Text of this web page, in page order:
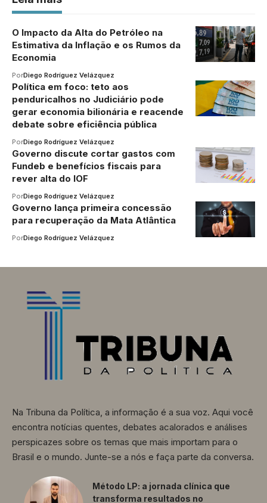
O Impacto da Alta do Petróleo na
Estimativa da Inflação e os Rumos da
Economia
PorDiego Rodríguez Velázquez
Política em foco: teto aos
penduricalhos no Judiciário pode
gerar economia bilionária e reacende
debate sobre eficiência pública
PorDiego Rodríguez Velázquez
Governo discute cortar gastos com
Fundeb e benefícios fiscais para
rever alta do IOF
PorDiego Rodríguez Velázquez
Governo lança primeira concessão
para recuperação da Mata Atlântica
PorDiego Rodríguez Velázquez
Na Tribuna da Política, a informação é a sua voz. Aqui você
encontra notícias quentes, debates acalorados e análises
perspicazes sobre os temas que mais importam para o
Brasil e o mundo. Junte-se a nós e faça parte da conversa.
Método LP: a jornada clínica que
transforma resultados no